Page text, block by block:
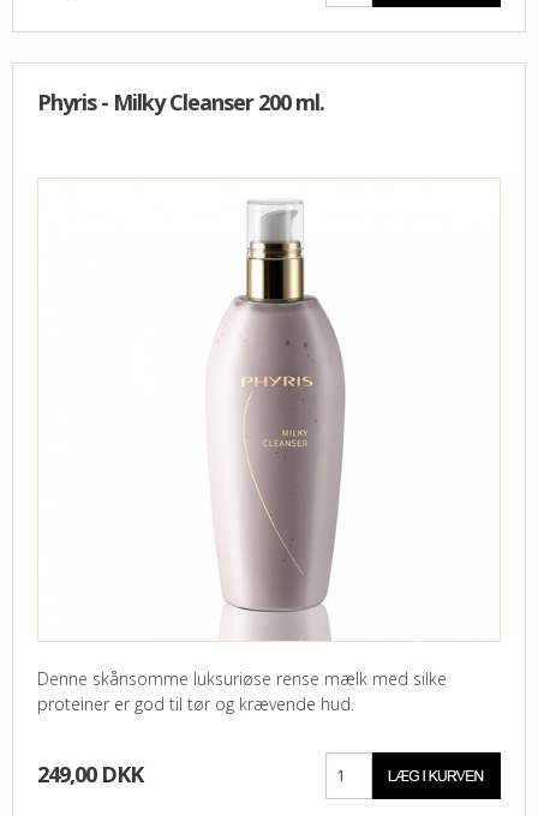
Phyris - Milky Cleanser 200 ml.
Denne skånsomme luksuriøse rense mælk med silke
proteiner er god til tør og krævende hud.
249,00 DKK